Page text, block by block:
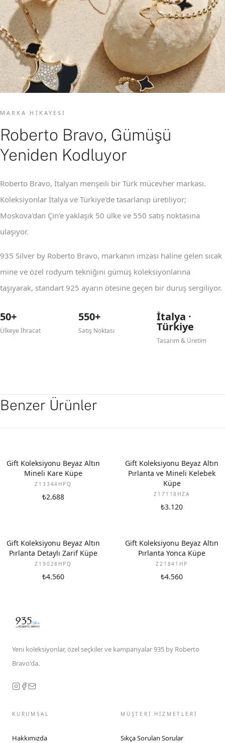
MARKA HIKAYESI
Roberto Bravo, Gümüşü
Yeniden Kodluyor
Roberto Bravo, İtalyan menşeili bir Türk mücevher markası.
Koleksiyonlar İtalya ve Türkiye'de tasarlanıp üretiliyor;
Moskova'dan Çin'e yaklaşık 50 ülke ve 550 satış noktasına
ulaşıyor.
935 Silver by Roberto Bravo, markanın imzası haline gelen sıcak
mine ve özel rodyum tekniğini gümüş koleksiyonlarına
taşıyarak, standart 925 ayarın ötesine geçen bir duruş sergiliyor.
50+
Ülkeye İhracat
550+
Satış Noktası
İtalya ·
Türkiye
Tasarım & Üretim
Benzer Ürünler
YENI
Gift Koleksiyonu Beyaz Altın
Mineli Kare Küpe
Z13344HPQ
₺2.688
YENI
Gift Koleksiyonu Beyaz Altın
Pırlanta ve Mineli Kelebek
Küpe
Z17118HZA
₺3.120
YENI
Gift Koleksiyonu Beyaz Altın
Pırlanta Detaylı Zarif Küpe
Z19028HPQ
₺4.560
YENI
Gift Koleksiyonu Beyaz Altın
Pırlanta Yonca Küpe
Z21841HP
₺4.560
Yeni koleksiyonlar, özel seçkiler ve kampanyalar 935 by Roberto
Bravo'da.
KURUMSAL
Hakkımızda
MÜŞTERİ HİZMETLERİ
Sıkça Sorulan Sorular